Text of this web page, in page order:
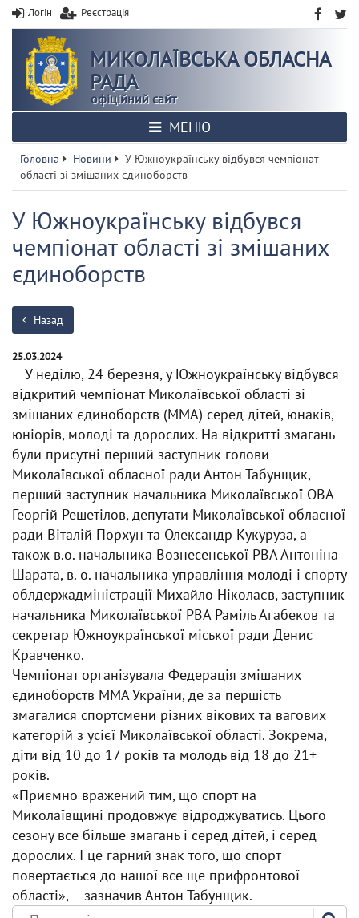
Логін Реєстрація
МИКОЛАЇВСЬКА ОБЛАСНА
РАДА
офіційний сайт
МЕНЮ
Головна Новини
У Южноукраїнську відбувся чемпіонат
області зі змішаних єдиноборств
У Южноукраїнську відбувся
чемпіонат області зі змішаних
єдиноборств
Назад
25.03.2024
У неділю, 24 березня, у Южноукраїнську відбувся
відкритий чемпіонат Миколаївської області зі
змішаних єдиноборств (ММА) серед дітей, юнаків,
юніорів, молоді та дорослих. На відкритті змагань
були присутні перший заступник голови
Миколаївської обласної ради Антон Табунщик,
перший заступник начальника Миколаївської ОВА
Георгій Решетілов, депутати Миколаївської обласної
ради Віталій Порхун та Олександр Кукуруза, а
також в.о. начальника Вознесенської РВА Антоніна
Шарата, в. о. начальника управління молоді і спорту
облдержадміністрації Михайло Ніколаєв, заступник
начальника Миколаївської РВА Раміль Агабеков та
секретар Южноукраїнської міської ради Денис
Кравченко.
Чемпіонат організувала Федерація змішаних
єдиноборств ММА України, де за першість
змагалися спортсмени різних вікових та вагових
категорій з усієї Миколаївської області. Зокрема,
діти від 10 до 17 років та молодь від 18 до 21+
років.
«Приємно вражений тим, що спорт на
Миколаївщині продовжує відроджуватись. Цього
сезону все більше змагань і серед дітей, і серед
дорослих. І це гарний знак того, що спорт
повертається до нашої все ще прифронтової
області», – зазначив Антон Табунщик.